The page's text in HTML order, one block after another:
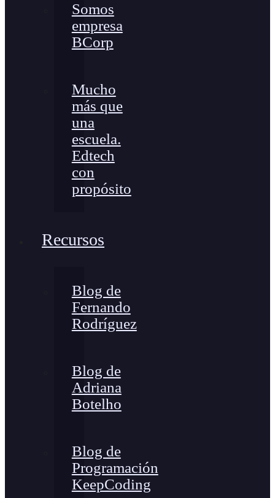
Somos
empresa
BCorp
Mucho
más que
una
escuela.
Edtech
con
propósito
Recursos
Blog de
Fernando
Rodríguez
Blog de
Adriana
Botelho
Blog de
Programación
KeepCoding